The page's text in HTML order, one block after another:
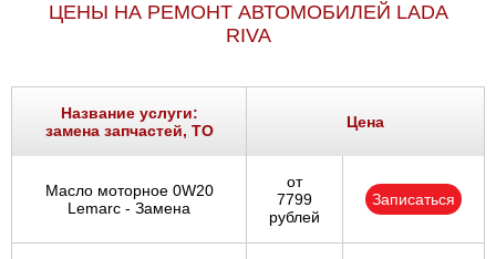
ЦЕНЫ НА РЕМОНТ АВТОМОБИЛЕЙ LADA
RIVA
Название услуги:
замена запчастей, ТО
Цена
Масло моторное 0W20
Lemarc - Замена
от
7799
рублей
Записаться